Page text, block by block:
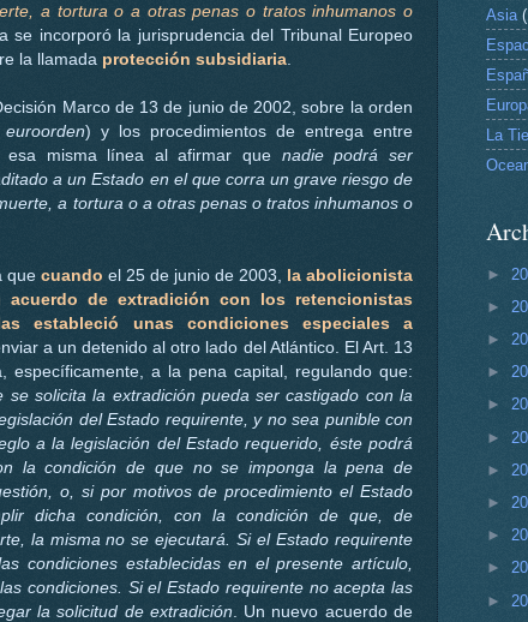
a tortura o a otras penas o tratos inhumanos o
se incorporó la jurisprudencia del Tribunal Europeo
la llamada protección subsidiaria
Marco de 13 de junio de 2002, sobre la orden
euroorden) y los procedimientos de entrega entre
esa misma línea al afirmar que nadie podrá ser
a un Estado en el que corra un grave riesgo de
a tortura o a otras penas o tratos inhumanos o
que cuando el 25 de junio de 2003,
la abolicionista
acuerdo de extradición con los retencionistas
estableció unas condiciones especiales a
a un detenido al otro lado del Atlántico. El Art. 13
específicamente, a la pena capital, regulando que:
se solicita la extradición pueda ser castigado con la
del Estado requirente, y no sea punible con
a la legislación del Estado requerido, éste podrá
la condición de que no se imponga la pena de
o, si por motivos de procedimiento el Estado
dicha condición, con la condición de que, de
la misma no se ejecutará. Si el Estado requirente
condiciones establecidas en el presente artículo,
condiciones. Si el Estado requirente no acepta las
la solicitud de extradición . Un nuevo acuerdo de
Asia
La
►
►
►
►
►
►
►
►
►
►
►